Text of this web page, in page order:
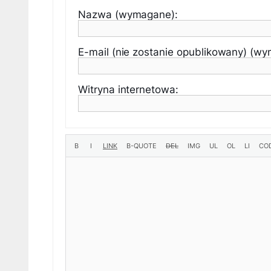
Nazwa (wymagane):
E-mail (nie zostanie opublikowany)
Witryna internetowa: